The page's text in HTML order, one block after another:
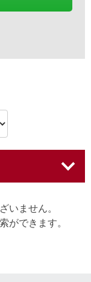
いません。
ができます。